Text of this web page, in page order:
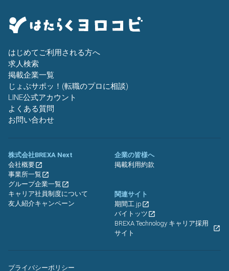
はじめてご利用される方へ
求人検索
掲載企業一覧
じょぶサポッ！(転職のプロに相談)
LINE公式アカウント
よくある質問
お問い合わせ
株式会社BREXA Next
会社概要
事業所一覧
グループ企業一覧
キャリア社員制度について
友人紹介キャンペーン
企業の皆様へ
掲載利用約款
関連サイト
期間工.jp
バイトッツ
BREXA Technology キャリア採用
サイト
プライバシーポリシー